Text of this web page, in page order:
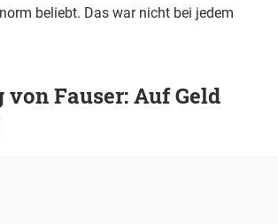
beliebt. Das war nicht bei jedem
von Fauser: Auf Geld